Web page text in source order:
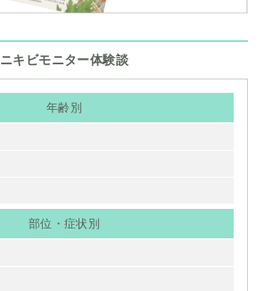
ニキビモニター体験談
年齢別
部位・症状別